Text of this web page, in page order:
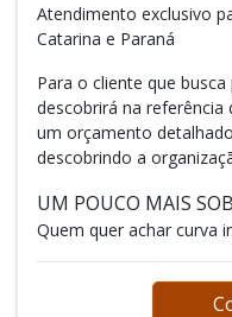
Atendimento exclusivo
Catarina e Paraná
Para o cliente que
descobrirá na referência
um orçamento
descobrindo a
UM POUCO MAIS
Quem quer achar curva